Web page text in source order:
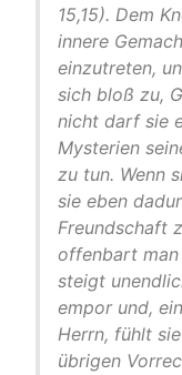
15,15). Dem
innere
einzutreten,
sich bloß zu,
nicht darf sie
Mysterien
zu tun. Wenn
sie eben
Freundschaft
offenbart man
steigt
empor und,
Herrn, fühlt
übrigen